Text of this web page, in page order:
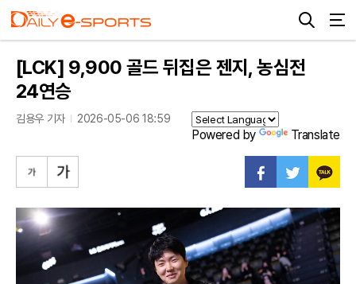
[LCK] 9,900 골드 뒤집은 젠지, 농심전
24연승
김용우 기자 2026-05-06 18:59
Powered by Translate